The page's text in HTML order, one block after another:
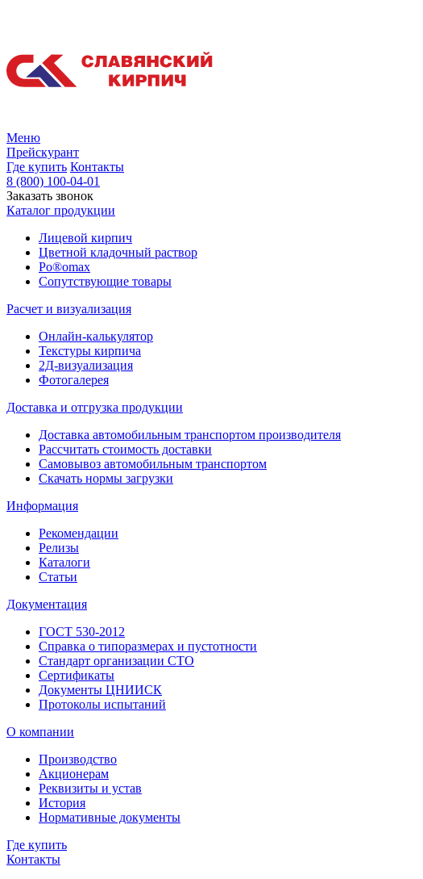
Меню
Прейскурант
Где купить Контакты
8 (800) 100-04-01
Заказать звонок
Каталог продукции
Лицевой кирпич
Цветной кладочный раствор
Po®omax
Сопутствующие товары
Расчет и визуализация
Онлайн-калькулятор
Текстуры кирпича
2Д-визуализация
Фотогалерея
Доставка и отгрузка продукции
Доставка автомобильным транспортом производителя
Рассчитать стоимость доставки
Самовывоз автомобильным транспортом
Скачать нормы загрузки
Информация
Рекомендации
Релизы
Каталоги
Статьи
Документация
ГОСТ 530-2012
Справка о типоразмерах и пустотности
Стандарт организации СТО
Сертификаты
Документы ЦНИИСК
Протоколы испытаний
О компании
Производство
Акционерам
Реквизиты и устав
История
Нормативные документы
Где купить
Контакты